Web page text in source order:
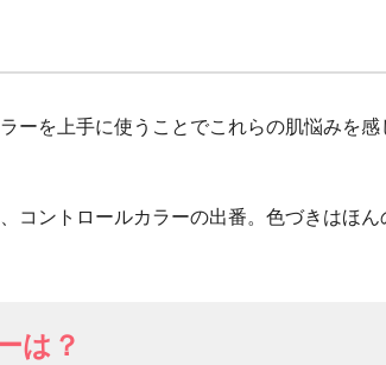
ーを上手に使うことでこれらの肌悩みを感
コントロールカラーの出番。色づきはほん
は？